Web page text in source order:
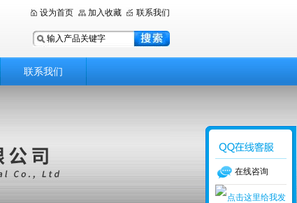
设为首页 加入收藏 联系我们
联系我们
在线咨询